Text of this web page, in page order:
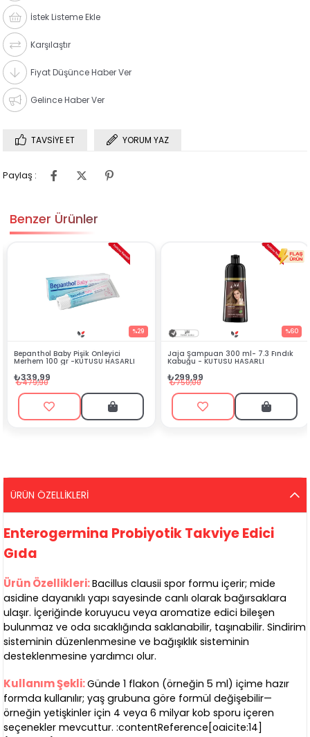
İstek Listeme Ekle
Karşılaştır
Fiyat Düşünce Haber Ver
Gelince Haber Ver
TAVSIYE ET YORUM YAZ
Paylaş :
Benzer Ürünler
%29
Baby Pişik Önleyici
gr -KUTUSU HASARLI
%60
Jaja Şampuan 300 ml- 7.3 Fındık
Kabuğu - KUTUSU HASARLI
Jaja
ÜRÜN ÖZELLIKLERI
Enterogermina Probiyotik Takviye Edici
Gıda
Ürün Özellikleri:Bacillus clausii spor formu içerir; mide
asidine dayanıklı yapı sayesinde canlı olarak bağırsaklara
ulaşır. İçeriğinde koruyucu veya aromatize edici bileşen
bulunmaz ve oda sıcaklığında saklanabilir, taşınabilir. Sindirim
sisteminin düzenlenmesine ve bağışıklık sisteminin
desteklenmesine yardımcı olur.
Kullanım Şekli:Günde 1 flakon (örneğin 5 ml) içime hazır
formda kullanılır; yaş grubuna göre formül değişebilir—
örneğin yetişkinler için 4 veya 6 milyar kob sporu içeren
seçenekler mevcuttur. :contentReference[oaicite:14]